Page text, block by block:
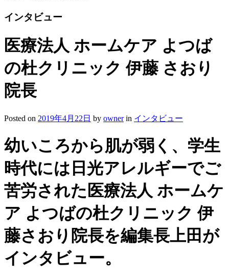
インタビュー
医療法人 ホームケア よつば
の杜クリニック 伊藤 さおり
院長
Posted on 2019年4月22日 by ownerin インタビュー
幼いころから肌が弱く、学生
時代には日光アレルギーでご
苦労された医療法人 ホームケ
ア よつばの杜クリニック 伊
藤さおり院長を編集長上田が
インタビュー。